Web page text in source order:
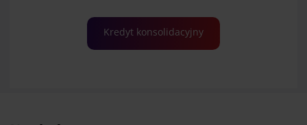
Kredyt konsolidacyjny